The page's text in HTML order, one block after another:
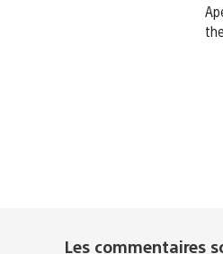
Les commentaires